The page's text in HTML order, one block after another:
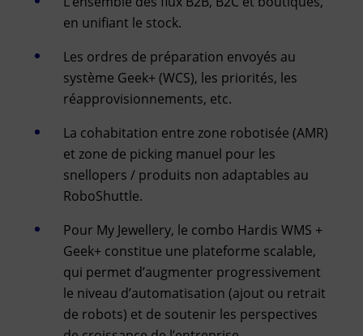
en unifiant le stock.
Les ordres de préparation envoyés au
système Geek+ (WCS), les priorités, les
réapprovisionnements, etc.
La cohabitation entre zone robotisée (AMR)
et zone de picking manuel pour les
snellopers / produits non adaptables au
RoboShuttle.
Pour My Jewellery, le combo Hardis WMS +
Geek+ constitue une plateforme scalable,
qui permet d’augmenter progressivement
le niveau d’automatisation (ajout ou retrait
de robots) et de soutenir les perspectives